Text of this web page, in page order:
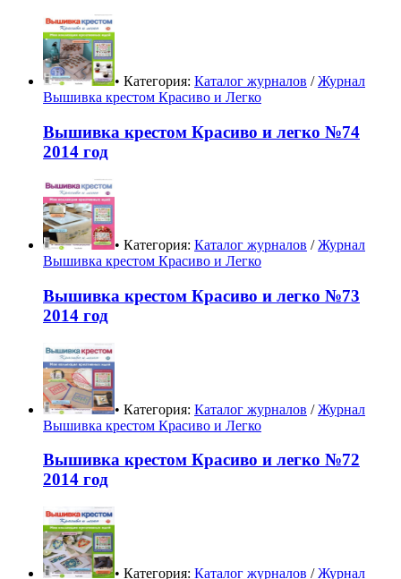
• Категория: Каталог журналов /Журнал
Вышивка крестом Красиво и Легко
Вышивка крестом Красиво и легко №74
2014 год
• Категория: Каталог журналов /Журнал
Вышивка крестом Красиво и Легко
Вышивка крестом Красиво и легко №73
2014 год
• Категория: Каталог журналов /Журнал
Вышивка крестом Красиво и Легко
Вышивка крестом Красиво и легко №72
2014 год
• Категория: Каталог журналов /Журнал